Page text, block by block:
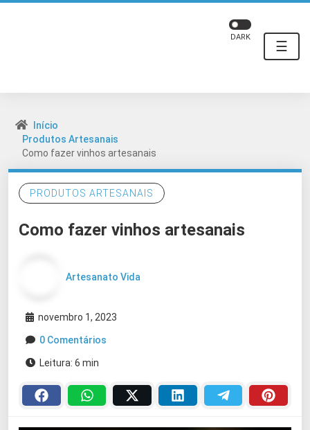
☰
DARK
Início
Produtos Artesanais
Como fazer vinhos artesanais
PRODUTOS ARTESANAIS
Como fazer vinhos artesanais
Artesanato Vida
novembro 1, 2023
0 Comentários
Leitura: 6 min